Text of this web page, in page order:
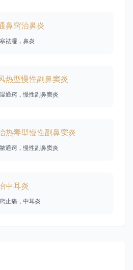
鼻窍治鼻炎
祛湿，鼻炎
热型慢性副鼻窦炎
通窍，慢性副鼻窦炎
热毒型慢性副鼻窦炎
通窍，慢性副鼻窦炎
中耳炎
止痛，中耳炎